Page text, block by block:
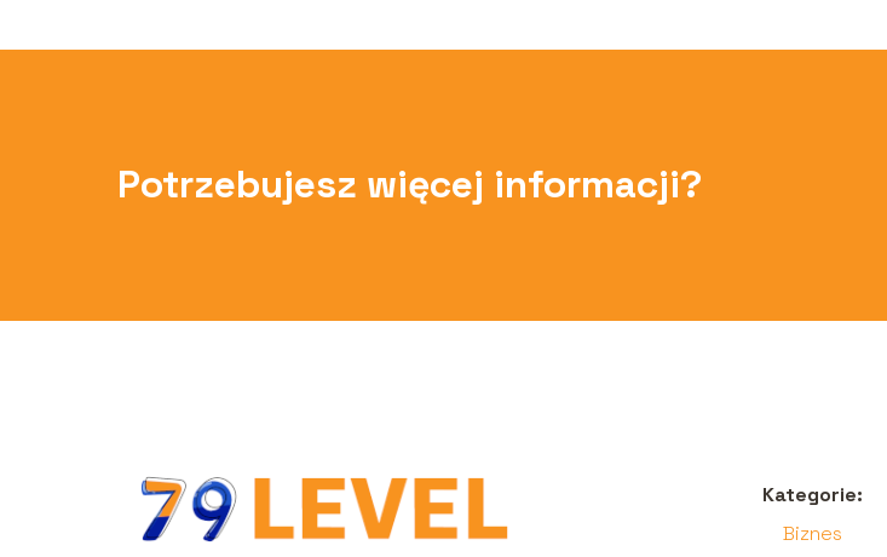
Potrzebujesz więcej informacji?
Kategorie:
Biznes